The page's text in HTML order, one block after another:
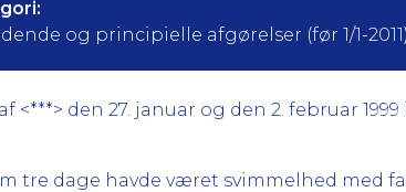
og principielle afgørelser (før 1/1-2011)
den 27. januar og den 2. februar 1999
tre dage havde været svimmelhed med